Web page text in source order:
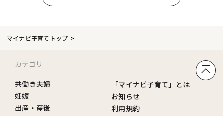
マイナビ子育てトップ
カテゴリ
共働き夫婦
妊娠
出産・産後
「マイナビ子育て」とは
お知らせ
利用規約